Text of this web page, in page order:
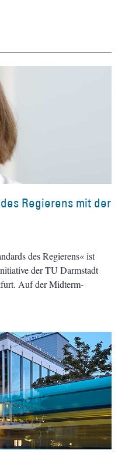
Regierens mit der
des Regierens« ist
der TU Darmstadt
Auf der Midterm-